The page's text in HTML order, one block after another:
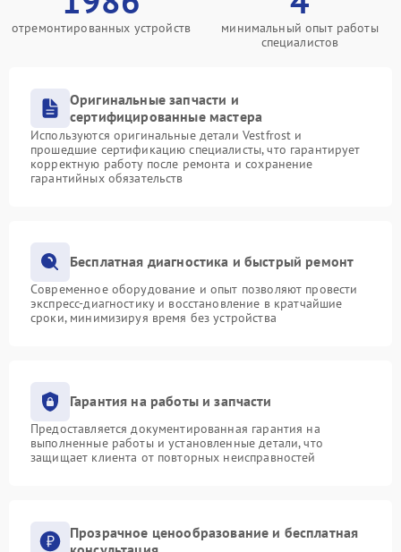
отремонтированных устройств
минимальный опыт работы
специалистов
Оригинальные запчасти и
сертифицированные мастера
Используются оригинальные детали Vestfrost и
прошедшие сертификацию специалисты, что гарантирует
корректную работу после ремонта и сохранение
гарантийных обязательств
Бесплатная диагностика и быстрый ремонт
Современное оборудование и опыт позволяют провести
экспресс-диагностику и восстановление в кратчайшие
сроки, минимизируя время без устройства
Гарантия на работы и запчасти
Предоставляется документированная гарантия на
выполненные работы и установленные детали, что
защищает клиента от повторных неисправностей
Прозрачное ценообразование и бесплатная